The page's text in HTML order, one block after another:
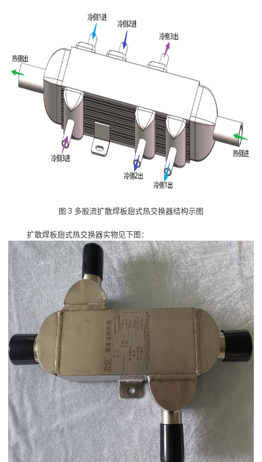
图 3 多股流扩散焊板翅式热交换器结构示图
扩散焊板翅式热交换器实物见下图：